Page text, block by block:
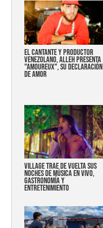
EL CANTANTE Y PRODUCTOR
VENEZOLANO, ALLEH PRESENTA
"AMOUREUX", SU DECLARACIÓN
DE AMOR
Village trae de vuelta sus
noches de música en vivo,
gastronomía y
entretenimiento